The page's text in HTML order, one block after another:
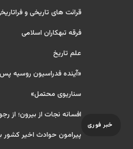
خبر فوری
قرائت های تاریخی و
فرقه تبهکاران اسلامی
علم تاریخ
«آینده فدراسیون روسیه
سناریوی محتمل»
افسانه نجات از بیرون؛ از
پیرامون حوادث اخیر کشور